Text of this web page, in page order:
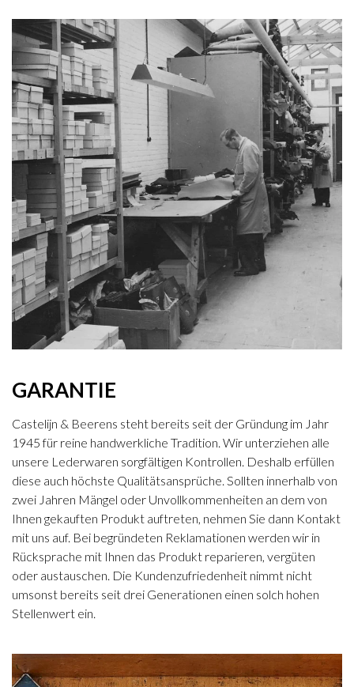
GARANTIE
Castelijn & Beerens steht bereits seit der Gründung im Jahr
1945 für reine handwerkliche Tradition. Wir unterziehen alle
unsere Lederwaren sorgfältigen Kontrollen. Deshalb erfüllen
diese auch höchste Qualitätsansprüche. Sollten innerhalb von
zwei Jahren Mängel oder Unvollkommenheiten an dem von
Ihnen gekauften Produkt auftreten, nehmen Sie dann Kontakt
mit uns auf. Bei begründeten Reklamationen werden wir in
Rücksprache mit Ihnen das Produkt reparieren, vergüten
oder austauschen. Die Kundenzufriedenheit nimmt nicht
umsonst bereits seit drei Generationen einen solch hohen
Stellenwert ein.